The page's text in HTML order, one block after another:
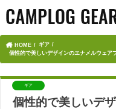
HOME
ギア
個性的で美しいデザインのエナメルウェ
ギア
個性的で美しいデ